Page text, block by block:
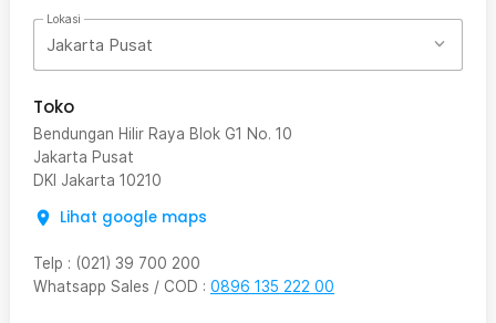
Lokasi
Jakarta Pusat
Toko
Bendungan Hilir Raya Blok G1 No. 10
Jakarta Pusat
DKI Jakarta 10210
Lihat google maps
Telp : (021) 39 700 200
Whatsapp Sales / COD : 0896 135 222 00